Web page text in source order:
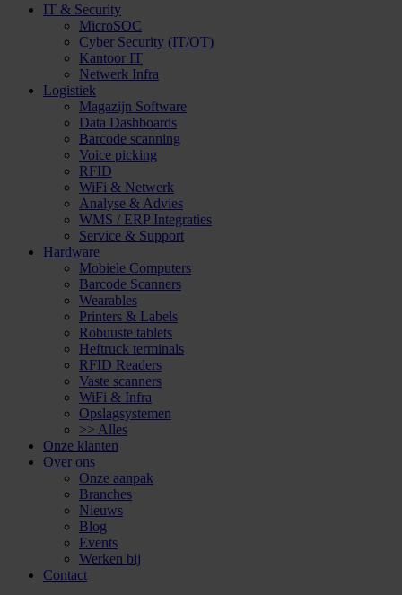
IT & Security
MicroSOC
Cyber Security (IT/OT)
Kantoor IT
Netwerk Infra
Logistiek
Magazijn Software
Data Dashboards
Barcode scanning
Voice picking
RFID
WiFi & Netwerk
Analyse & Advies
WMS / ERP Integraties
Service & Support
Hardware
Mobiele Computers
Barcode Scanners
Wearables
Printers & Labels
Robuuste tablets
Heftruck terminals
RFID Readers
Vaste scanners
WiFi & Infra
Opslagsystemen
>> Alles
Onze klanten
Over ons
Onze aanpak
Branches
Nieuws
Blog
Events
Werken bij
Contact